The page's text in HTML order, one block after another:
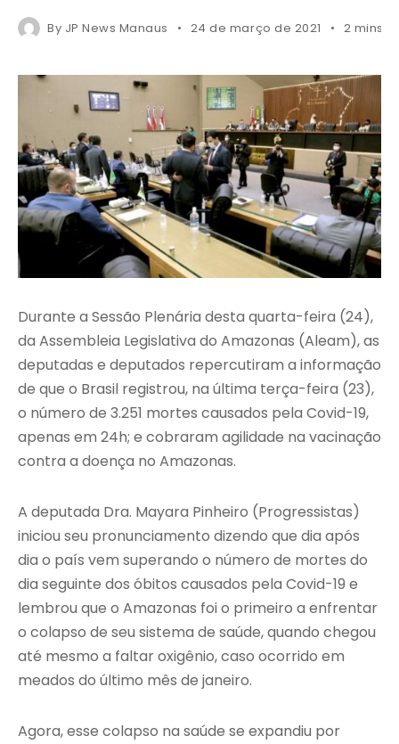
By JP News Manaus 24 de março de 2021 2 mins
Durante a Sessão Plenária desta quarta-feira (24),
da Assembleia Legislativa do Amazonas (Aleam), as
deputadas e deputados repercutiram a informação
de que o Brasil registrou, na última terça-feira (23),
o número de 3.251 mortes causados pela Covid-19,
apenas em 24h; e cobraram agilidade na vacinação
contra a doença no Amazonas.
A deputada Dra. Mayara Pinheiro (Progressistas)
iniciou seu pronunciamento dizendo que dia após
dia o país vem superando o número de mortes do
dia seguinte dos óbitos causados pela Covid-19 e
lembrou que o Amazonas foi o primeiro a enfrentar
o colapso de seu sistema de saúde, quando chegou
até mesmo a faltar oxigênio, caso ocorrido em
meados do último mês de janeiro.
Agora, esse colapso na saúde se expandiu por